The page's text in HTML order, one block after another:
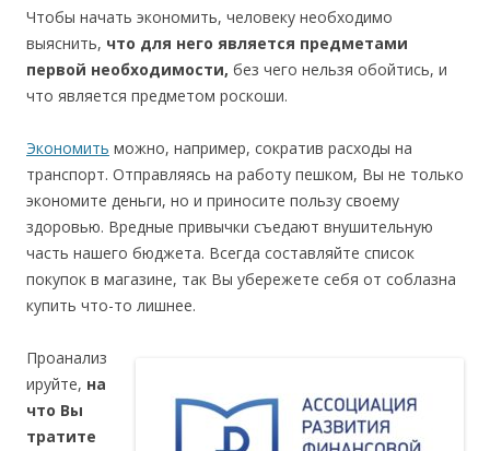
Чтобы начать экономить, человеку необходимо
выяснить, что для него является предметами
первой необходимости, без чего нельзя обойтись, и
что является предметом роскоши.
Экономить можно, например, сократив расходы на
транспорт. Отправляясь на работу пешком, Вы не только
экономите деньги, но и приносите пользу своему
здоровью. Вредные привычки съедают внушительную
часть нашего бюджета. Всегда составляйте список
покупок в магазине, так Вы убережете себя от соблазна
купить что-то лишнее.
Проанализ
ируйте, на
что Вы
тратите